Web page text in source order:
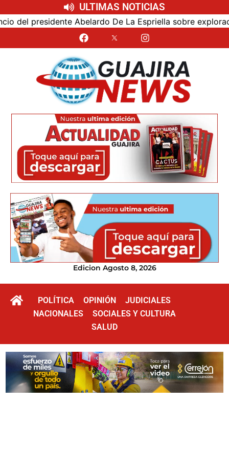
ULTIMAS NOTICIAS
De La Espriella sobre exploración y fracking
Edicion Agosto 8, 2026
POLÍTICA OPINIÓN
JUDICIALES
NACIONALES
SOCIALES Y CULTURA
SALUD